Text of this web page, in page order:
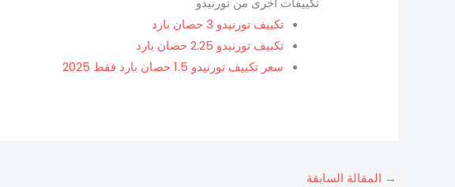
تكييف تورنيدو 3 حصان بارد
تكييف تورنيدو 2.25 حصان بارد
سعر تكييف تورنيدو 1.5 حصان بارد فقط 2025
→ المقالة السابقة